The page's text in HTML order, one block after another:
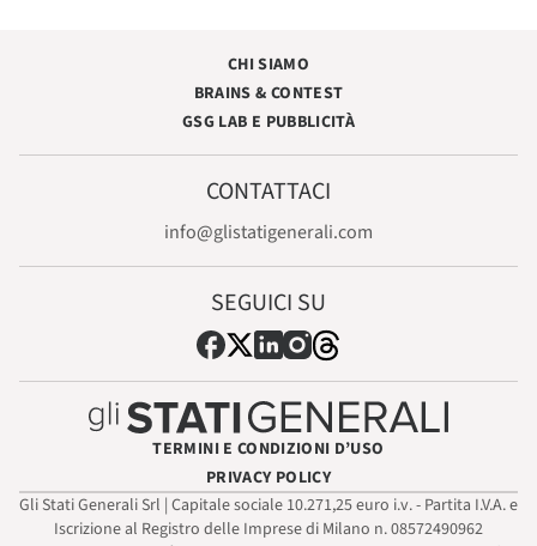
CHI SIAMO
BRAINS & CONTEST
GSG LAB E PUBBLICITÀ
CONTATTACI
info@glistatigenerali.com
SEGUICI SU
TERMINI E CONDIZIONI D’USO
PRIVACY POLICY
Gli Stati Generali Srl | Capitale sociale 10.271,25 euro i.v. - Partita I.V.A. e
Iscrizione al Registro delle Imprese di Milano n. 08572490962